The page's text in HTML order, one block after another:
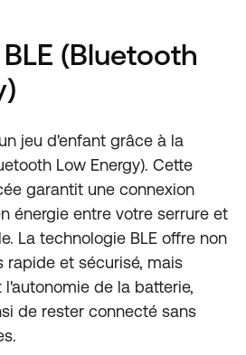
(Bluetooth
jeu d'enfant grâce à la
Low Energy). Cette
garantit une connexion
énergie entre votre serrure et
La technologie BLE offre non
rapide et sécurisé, mais
de la batterie,
de rester connecté sans